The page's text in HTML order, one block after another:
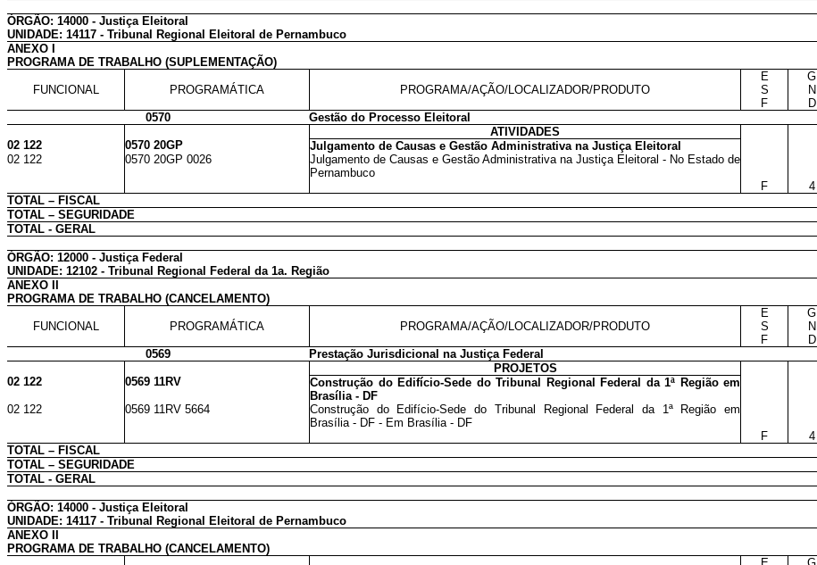
ÓRGÃO: 14000 - Justiça Eleitoral
UNIDADE: 14117 - Tribunal Regional Eleitoral de Pernambuco
ANEXO I
PROGRAMA DE TRABALHO (SUPLEMENTAÇÃO)
FUNCIONAL PROGRAMÁTICA PROGRAMA/AÇÃO/LOCALIZADOR/PRODUTO
E
S
F
G
N
D
0570 Gestão do Processo Eleitoral
ATIVIDADES
02 122
0570 20GP Julgamento de Causas e Gestão Administrativa na Justiça Eleitoral
02 122
0570 20GP 0026
Julgamento de Causas e Gestão Administrativa na Justiça Eleitoral - No Estado de
Pernambuco
F
4
TOTAL – FISCAL
TOTAL – SEGURIDADE
TOTAL - GERAL
ÓRGÃO: 12000 - Justiça Federal
UNIDADE: 12102 - Tribunal Regional Federal da 1a. Região
ANEXO II
PROGRAMA DE TRABALHO (CANCELAMENTO)
FUNCIONAL PROGRAMÁTICA PROGRAMA/AÇÃO/LOCALIZADOR/PRODUTO
E
S
F
G
N
D
0569 Prestação Jurisdicional na Justiça Federal
PROJETOS
02 122
0569 11RV
Construção do Edifício-Sede do Tribunal Regional Federal da 1ª Região em
Brasília - DF
02 122 0569 11RV 5664
Construção do Edifício-Sede do Tribunal Regional Federal da 1ª Região em
Brasília - DF - Em Brasília - DF
F
4
TOTAL – FISCAL
TOTAL – SEGURIDADE
TOTAL - GERAL
ÓRGÃO: 14000 - Justiça Eleitoral
UNIDADE: 14117 - Tribunal Regional Eleitoral de Pernambuco
ANEXO II
PROGRAMA DE TRABALHO (CANCELAMENTO)